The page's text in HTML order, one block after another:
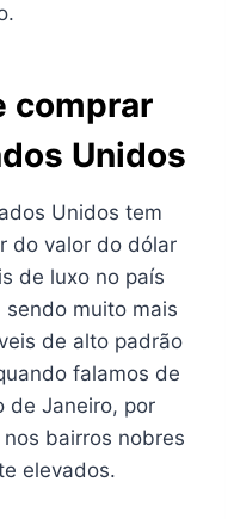
comprar
Unidos
Unidos tem
do valor do dólar
de luxo no país
muito mais
de alto padrão
falamos de
de Janeiro, por
bairros nobres
elevados.